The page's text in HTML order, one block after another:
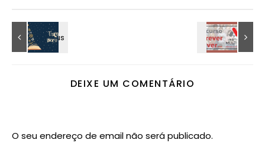
DEIXE UM COMENTÁRIO
O seu endereço de email não será publicado.